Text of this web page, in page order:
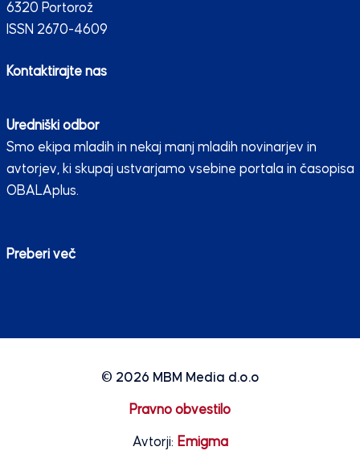
6320 Portorož
ISSN 2670-4609
Kontaktirajte nas
Uredniški odbor
Smo ekipa mladih in nekaj manj mladih novinarjev in
avtorjev, ki skupaj ustvarjamo vsebine portala in časopisa
OBALAplus.
Preberi več
© 2026 MBM Media d.o.o
Pravno obvestilo
Avtorji: Emigma